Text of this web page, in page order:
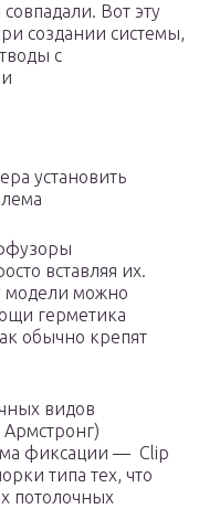
Вот эту
создании системы,
с
установить
вставляя их.
модели можно
герметика
обычно крепят
видов
фиксации — Clip
типа тех, что
потолочных